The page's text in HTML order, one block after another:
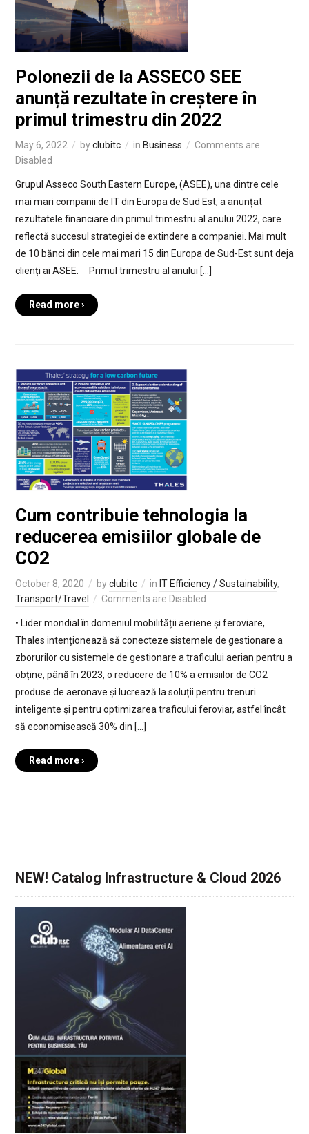
Polonezii de la ASSECO SEE
anunță rezultate în creștere în
primul trimestru din 2022
May 6, 2022 byclubitc in Business
Comments are
Disabled
Grupul Asseco South Eastern Europe, (ASEE), una dintre cele
mai mari companii de IT din Europa de Sud Est, a anunțat
rezultatele financiare din primul trimestru al anului 2022, care
reflectă succesul strategiei de extindere a companiei. Mai mult
de 10 bănci din cele mai mari 15 din Europa de Sud-Est sunt deja
clienți ai ASEE. Primul trimestru al anului […]
Read more ›
Cum contribuie tehnologia la
reducerea emisiilor globale de
CO2
October 8, 2020 byclubitc in IT Efficiency / Sustainability,
Transport/Travel
Comments are Disabled
• Lider mondial în domeniul mobilității aeriene și feroviare,
Thales intenționează să conecteze sistemele de gestionare a
zborurilor cu sistemele de gestionare a traficului aerian pentru a
obține, până în 2023, o reducere de 10% a emisiilor de CO2
produse de aeronave și lucrează la soluții pentru trenuri
inteligente și pentru optimizarea traficului feroviar, astfel încât
să economisească 30% din […]
Read more ›
NEW! Catalog Infrastructure & Cloud 2026